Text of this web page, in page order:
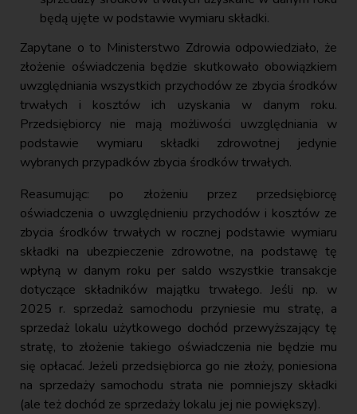
będą ujęte w podstawie wymiaru składki.
Zapytane o to Ministerstwo Zdrowia odpowiedziało, że
złożenie oświadczenia będzie skutkowało obowiązkiem
uwzględniania wszystkich przychodów ze zbycia środków
trwałych i kosztów ich uzyskania w danym roku.
Przedsiębiorcy nie mają możliwości uwzględniania w
podstawie wymiaru składki zdrowotnej jedynie
wybranych przypadków zbycia środków trwałych.
Reasumując: po złożeniu przez przedsiębiorcę
oświadczenia o uwzględnieniu przychodów i kosztów ze
zbycia środków trwałych w rocznej podstawie wymiaru
składki na ubezpieczenie zdrowotne, na podstawę tę
wpłyną w danym roku per saldo wszystkie transakcje
dotyczące składników majątku trwałego. Jeśli np. w
2025 r. sprzedaż samochodu przyniesie mu stratę, a
sprzedaż lokalu użytkowego dochód przewyższający tę
stratę, to złożenie takiego oświadczenia nie będzie mu
się opłacać. Jeżeli przedsiębiorca go nie złoży, poniesiona
na sprzedaży samochodu strata nie pomniejszy składki
(ale też dochód ze sprzedaży lokalu jej nie powiększy).